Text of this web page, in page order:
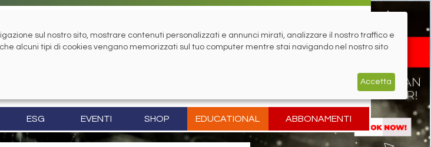
ESG EVENTI SHOP EDUCATIONAL ABBONAMENTI
sul nostro sito, mostrare contenuti personalizzati e annunci mirati, analizzare il nostro traffico e
alcuni tipi di cookies vengano memorizzati sul tuo computer mentre stai navigando nel nostro sito
Accetta